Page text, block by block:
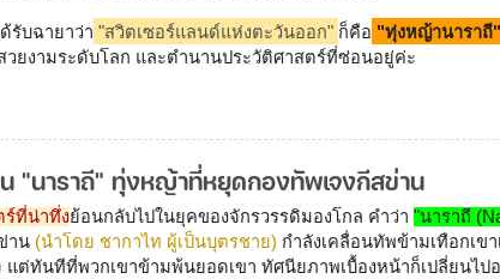
รับฉายาว่า "สวิตเซอร์แลนด์แห่งตะวันออก" ก็คือ "ทุ่งหญ้านาราถี
ยงามระดับโลก และตำนานประวัติศาสตร์ที่ซ่อนอยู่ค่ะ
"นาราถี" ทุ่งหญ้าที่หยุดกองทัพเจงกีสข่าน
ร์ที่น่าทึ่งย้อนกลับไปในยุคของจักรวรรดิมองโกล คำว่า "นาราถี
าน (นำโดย ชากาไท ผู้เป็นบุตรชาย) กำลังเคลื่อนทัพข้ามเทือกเข
ทันทีที่พวกเขาข้ามพ้นยอดเขา ทัศนียภาพเบื้องหน้าก็เปลี่ยนไป